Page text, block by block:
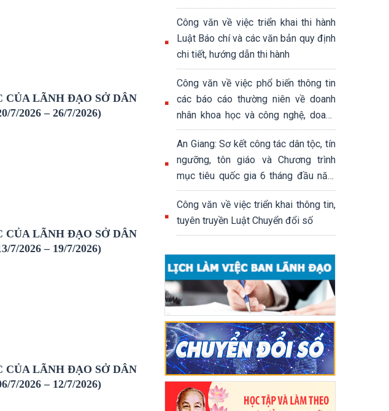
LÃNH ĐẠO SỞ DÂN
7/2026 – 26/7/2026)
LÃNH ĐẠO SỞ DÂN
7/2026 – 19/7/2026)
LÃNH ĐẠO SỞ DÂN
7/2026 – 12/7/2026)
Công văn về việc triển khai thi hành
Luật Báo chí và các văn bản quy định
chi tiết, hướng dẫn thi hành
Công văn về việc phổ biến thông tin
các báo cáo thường niên về doanh
nhân khoa học và công nghệ, doanh
nhân khởi nghiệp sáng tạo; báo cáo
thường niên đánh giá hệ sinh thái
khởi nghiệp sáng tạo quốc gia
An Giang: Sơ kết công tác dân tộc, tín
ngưỡng, tôn giáo và Chương trình
mục tiêu quốc gia 6 tháng đầu năm
2026
Công văn về việc triển khai thông tin,
tuyên truyền Luật Chuyển đổi số